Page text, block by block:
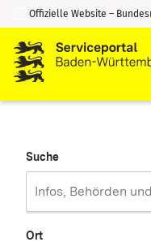
Zum Inhalt
Zur Suche
Offizielle Website –
Suche
Ort